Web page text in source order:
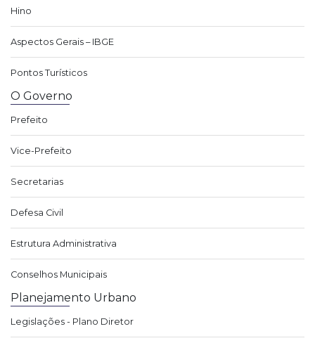
Hino
Aspectos Gerais – IBGE
Pontos Turísticos
O Governo
Prefeito
Vice-Prefeito
Secretarias
Defesa Civil
Estrutura Administrativa
Conselhos Municipais
Planejamento Urbano
Legislações - Plano Diretor